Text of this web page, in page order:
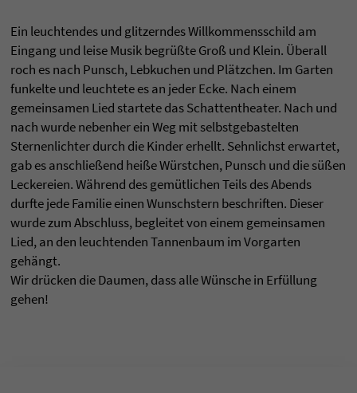
Ein leuchtendes und glitzerndes Willkommensschild am
Eingang und leise Musik begrüßte Groß und Klein. Überall
roch es nach Punsch, Lebkuchen und Plätzchen. Im Garten
funkelte und leuchtete es an jeder Ecke. Nach einem
gemeinsamen Lied startete das Schattentheater. Nach und
nach wurde nebenher ein Weg mit selbstgebastelten
Sternenlichter durch die Kinder erhellt. Sehnlichst erwartet,
gab es anschließend heiße Würstchen, Punsch und die süßen
Leckereien. Während des gemütlichen Teils des Abends
durfte jede Familie einen Wunschstern beschriften. Dieser
wurde zum Abschluss, begleitet von einem gemeinsamen
Lied, an den leuchtenden Tannenbaum im Vorgarten
gehängt.
Wir drücken die Daumen, dass alle Wünsche in Erfüllung
gehen!